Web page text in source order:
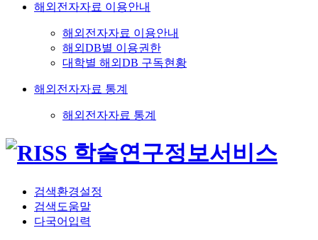
해외전자자료 이용안내
해외전자자료 이용안내
해외DB별 이용권한
대학별 해외DB 구독현황
해외전자자료 통계
해외전자자료 통계
검색환경설정
검색도움말
다국어입력